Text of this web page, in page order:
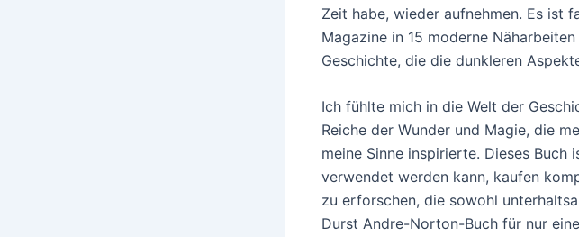
Zeit habe, wieder aufnehmen. Es ist
Magazine in 15 moderne
Geschichte, die die dunkleren
Ich fühlte mich in die Welt der
Reiche der Wunder und Magie, die
meine Sinne inspirierte. Dieses
verwendet werden kann, kaufen
zu erforschen, die sowohl
Durst Andre-Norton-Buch für nur